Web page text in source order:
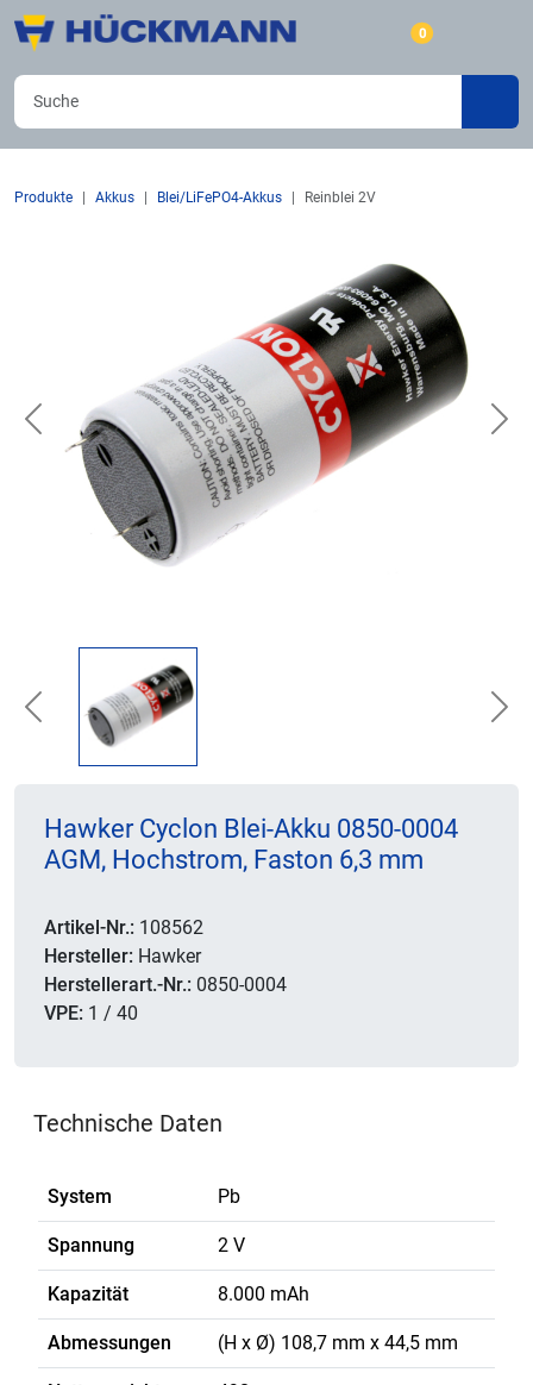
0
Produkte Akkus Blei/LiFePO4-Akkus Reinblei 2V
Previous
Previous
Hawker Cyclon Blei-Akku 0850-0004
AGM, Hochstrom, Faston 6,3 mm
Artikel-Nr.: 108562
Hersteller: Hawker
Herstellerart.-Nr.: 0850-0004
VPE: 1 / 40
Technische Daten
System Pb
Spannung 2 V
Kapazität 8.000 mAh
Abmessungen (H x Ø) 108,7 mm x 44,5 mm